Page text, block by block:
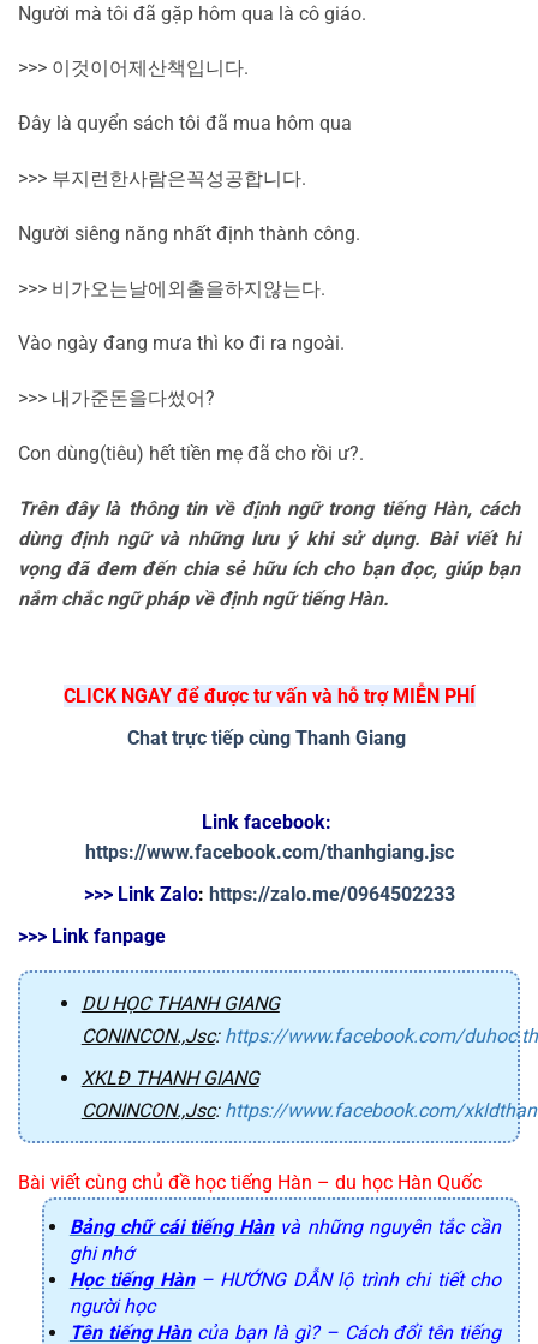
Người mà tôi đã gặp hôm qua là cô giáo.
>>> 이것이 어제 산책입니다.
Đây là quyển sách tôi đã mua hôm qua
>>> 부지런한사람은꼭성공합니다.
Người siêng năng nhất định thành công.
>>> 비가오는날에외출을하지않는다.
Vào ngày đang mưa thì ko đi ra ngoài.
>>> 내가준돈을다썼어?
Con dùng(tiêu) hết tiền mẹ đã cho rồi ư?.
Trên đây là thông tin về định ngữ trong tiếng Hàn, cách
dùng định ngữ và những lưu ý khi sử dụng. Bài viết hi
vọng đã đem đến chia sẻ hữu ích cho bạn đọc, giúp bạn
nắm chắc ngữ pháp về định ngữ tiếng Hàn.
CLICK NGAY để được tư vấn và hỗ trợ MIỄN PHÍ
Chat trực tiếp cùng Thanh Giang
https://www.facebook.com/thanhgiang.jsc
>>> Link Zalo: https://zalo.me/0964502233
>>> Link fanpage
DU HỌC THANH GIANG
CONINCON.,Jsc: https://www.facebook.com/
XKLĐ THANH GIANG
CONINCON.,Jsc: https://www.facebook.com/
Bài viết cùng chủ đề học tiếng Hàn – du học Hàn Quốc
Bảng chữ cái tiếng Hànvà những nguyên tắc cần
ghi nhớ
Học tiếng Hàn– HƯỚNG DẪN lộ trình chi tiết cho
người học
Tên tiếng Hàncủa bạn là gì? – Cách đổi tên tiếng